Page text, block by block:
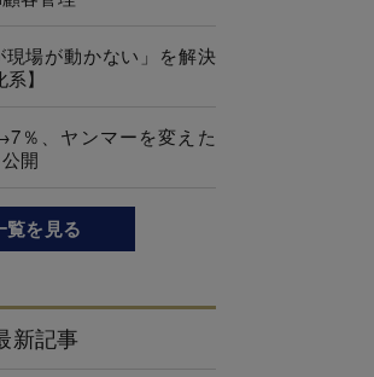
現場が動かない」を解決
】
％、ヤンマーを変えた
開
覧を見る
新記事